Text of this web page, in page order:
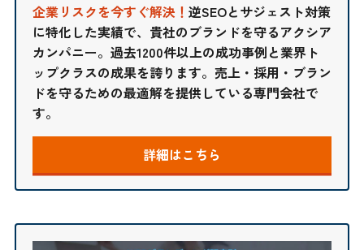
企業リスクを今すぐ解決！ 逆SEOとサジェスト対策
に特化した実績で、貴社のブランドを守るアクシア
カンパニー。過去1200件以上の成功事例と業界ト
ップクラスの成果を誇ります。売上・採用・ブラン
ドを守るための最適解を提供している専門会社で
す。
詳細はこちら